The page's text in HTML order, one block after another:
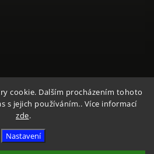
cookie. Dalším procházením tohoto
s jejich používáním.. Více informací
zde.
Nastavení
vyhrazena.